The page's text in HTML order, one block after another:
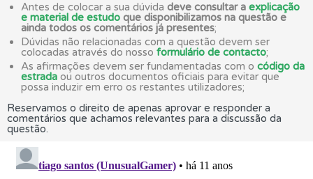
Antes de colocar a sua dúvida deve consultar a explicação
e material de estudo que disponibilizamos na questão e
ainda todos os comentários já presentes;
Dúvidas não relacionadas com a questão devem ser
colocadas através do nosso formulário de contacto;
As afirmações devem ser fundamentadas com o código da
estrada ou outros documentos oficiais para evitar que
possa induzir em erro os restantes utilizadores;
Reservamos o direito de apenas aprovar e responder a
comentários que achamos relevantes para a discussão da
questão.